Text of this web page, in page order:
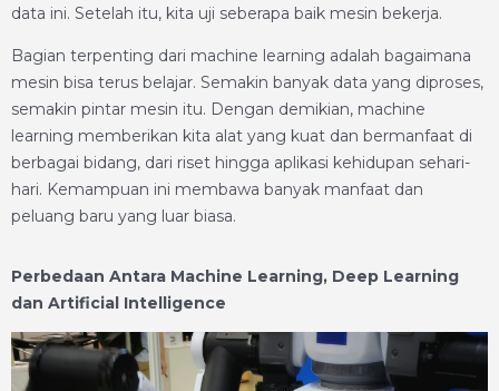
data ini. Setelah itu, kita uji seberapa baik mesin bekerja.
Bagian terpenting dari machine learning adalah bagaimana
mesin bisa terus belajar. Semakin banyak data yang diproses,
semakin pintar mesin itu. Dengan demikian, machine
learning memberikan kita alat yang kuat dan bermanfaat di
berbagai bidang, dari riset hingga aplikasi kehidupan sehari-
hari. Kemampuan ini membawa banyak manfaat dan
peluang baru yang luar biasa.
Perbedaan Antara Machine Learning, Deep Learning
dan Artificial Intelligence